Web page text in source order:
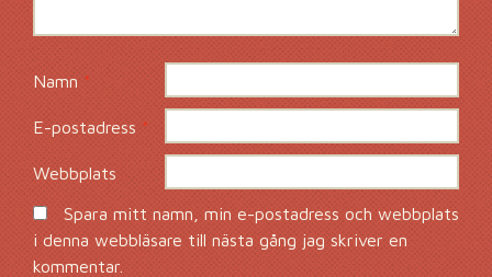
Namn *
E-postadress*
Webbplats
Spara mitt namn, min e-postadress och webbplats
i denna webbläsare till nästa gång jag skriver en
kommentar.